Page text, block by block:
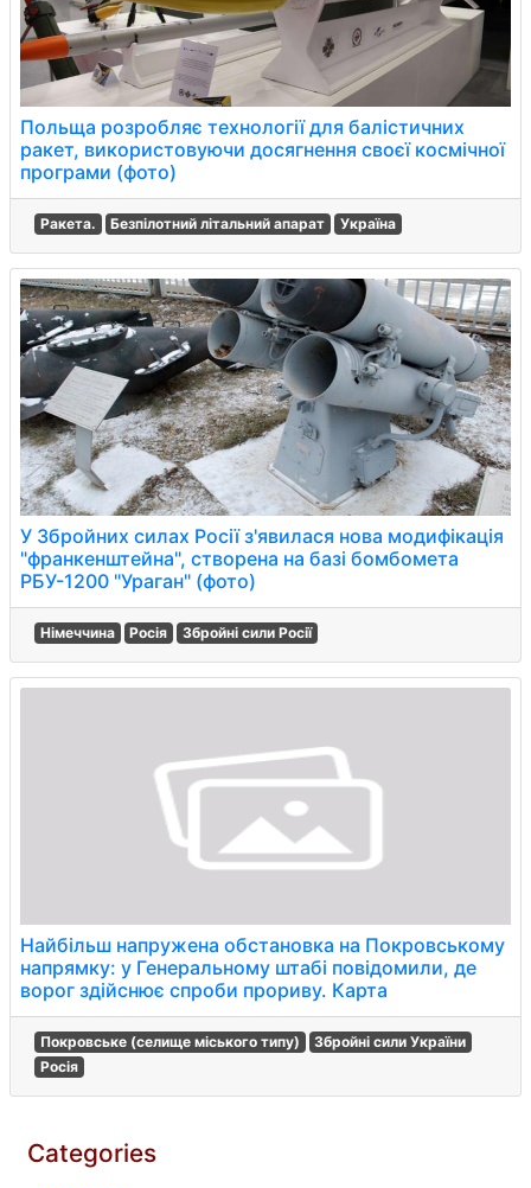
Польща розробляє технології для балістичних
ракет, використовуючи досягнення своєї космічної
програми (фото)
Ракета. Безпілотний літальний апарат Україна
У Збройних силах Росії з'явилася нова модифікація
"франкенштейна", створена на базі бомбомета
РБУ-1200 "Ураган" (фото)
Німеччина Росія Збройні сили Росії
Найбільш напружена обстановка на Покровському
напрямку: у Генеральному штабі повідомили, де
ворог здійснює спроби прориву. Карта
Покровське (селище міського типу)
Збройні сили України
Росія
Categories